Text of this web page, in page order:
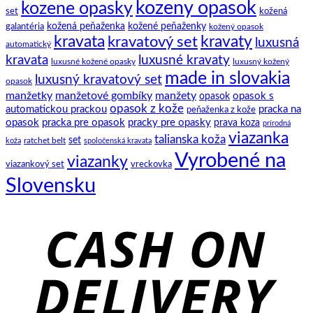
spoločenský
motýlik
set kozene opasky kozeny opasok kožená
galantéria kožená peňaženka kožené peňaženky kožený opasok
automatický kravata kravatový set kravaty luxusná
kravata luxusné kožené opasky luxusné kravaty luxusný kožený
opasok luxusný kravatový set made in slovakia
manžetky manžetové gombíky manžety opasok opasok s
automatickou prackou opasok z kože peňaženka z kože pracka na
opasok pracka pre opasok pracky pre opasky prava koza prírodná
koža ratchet belt set spoločenská kravata talianska koža viazanka
viazankový set viazanky vreckovka Vyrobené na
Slovensku